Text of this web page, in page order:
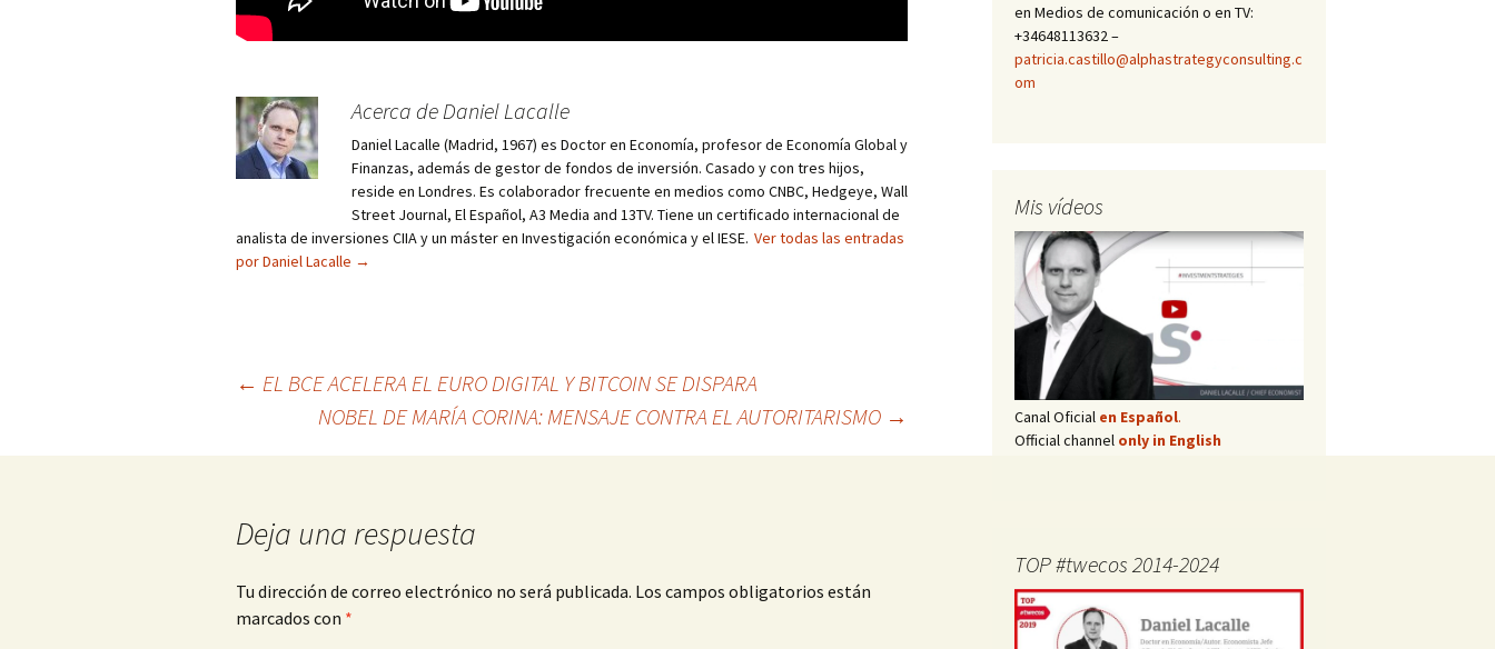
Acerca de Daniel Lacalle
Daniel Lacalle (Madrid, 1967) es Doctor en Economía, profesor de Economía Global y
Finanzas, además de gestor de fondos de inversión. Casado y con tres hijos,
reside en Londres. Es colaborador frecuente en medios como CNBC, Hedgeye, Wall
Street Journal, El Español, A3 Media and 13TV. Tiene un certificado internacional de
analista de inversiones CIIA y un máster en Investigación económica y el IESE. Ver todas las entradas
por Daniel Lacalle →
← EL BCE ACELERA EL EURO DIGITAL Y BITCOIN SE DISPARA
NOBEL DE MARÍA CORINA: MENSAJE CONTRA EL AUTORITARISMO →
Deja una respuesta
Tu dirección de correo electrónico no será publicada. Los campos obligatorios están
marcados con *
en Medios de comunicación o en TV:
+34648113632 –
patricia.castillo@alphastrategyconsulting.c
om
Mis vídeos
Canal Oficial en Español.
Official channel only in English
TOP #twecos 2014-2024